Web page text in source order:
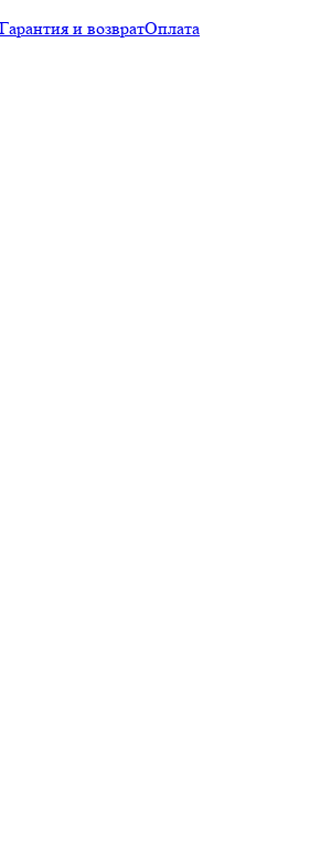
Гарантия и возвратОплата